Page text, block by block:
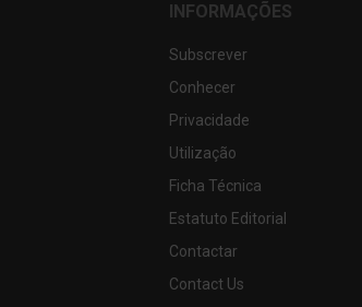
INFORMAÇÕES
Subscrever
Conhecer
Privacidade
Utilização
Ficha Técnica
Estatuto Editorial
Contactar
Contact Us